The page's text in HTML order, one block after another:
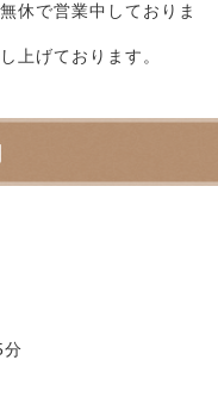
休で営業中しておりま
上げております。